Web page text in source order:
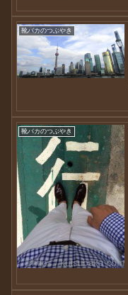
靴バカのつぶやき
靴バカのつぶやき